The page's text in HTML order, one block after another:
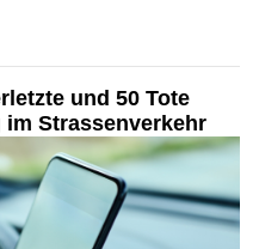
und 50 Tote
Strassenverkehr